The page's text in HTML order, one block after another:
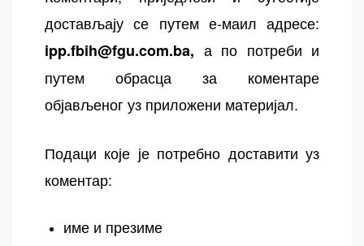
достављају се путем е-маил адресе:
ipp.fbih@fgu.com.ba, а по потреби и
путем обрасца за коментаре
објављеног уз приложени материјал.
Подаци које је потребно доставити уз
коментар:
име и презиме